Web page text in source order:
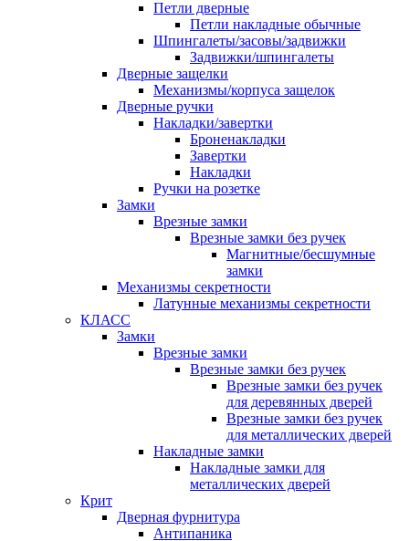
Петли дверные
Петли накладные обычные
Шпингалеты/засовы/задвижки
Задвижки/шпингалеты
Дверные защелки
Механизмы/корпуса защелок
Дверные ручки
Накладки/завертки
Броненакладки
Завертки
Накладки
Ручки на розетке
Замки
Врезные замки
Врезные замки без ручек
Магнитные/бесшумные
замки
Механизмы секретности
Латунные механизмы секретности
КЛАСС
Замки
Врезные замки
Врезные замки без ручек
Врезные замки без ручек
для деревянных дверей
Врезные замки без ручек
для металлических дверей
Накладные замки
Накладные замки для
металлических дверей
Крит
Дверная фурнитура
Антипаника